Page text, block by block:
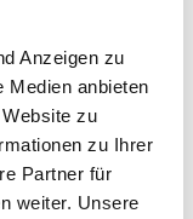
Anzeigen zu
Medien anbieten
zu
zu Ihrer
Partner für
weiter. Unsere